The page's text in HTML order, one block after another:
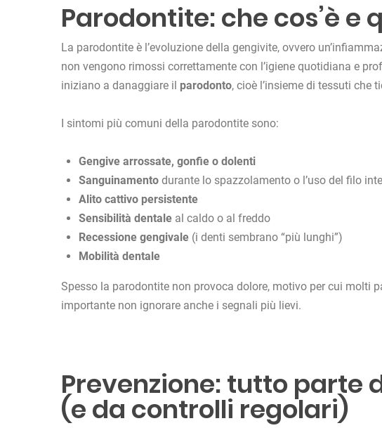
Parodontite: che cos’è e
La parodontite è l’evoluzione della gengivite, ovvero
non vengono rimossi correttamente con l’igiene quotidiana e
iniziano a danaggiare il parodonto, cioè l’insieme di tessuti che
I sintomi più comuni della parodontite sono:
Gengive arrossate, gonfie o dolenti
Sanguinamento durante lo spazzolamento o l’uso del filo
Alito cattivo persistente
Sensibilità dentale al caldo o al freddo
Recessione gengivale (i denti sembrano “più lunghi”)
Mobilità dentale
Spesso la parodontite non provoca dolore, motivo per cui molti
importante non ignorare anche i segnali più lievi.
Prevenzione: tutto parte
(e da controlli regolari)